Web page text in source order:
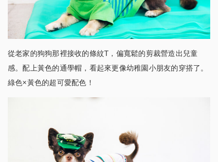
從老家的狗狗那裡接收的條紋T，偏寬鬆的剪裁營造出兒童
感。配上黃色的通學帽，看起來更像幼稚園小朋友的穿搭了。
綠色×黃色的超可愛配色！